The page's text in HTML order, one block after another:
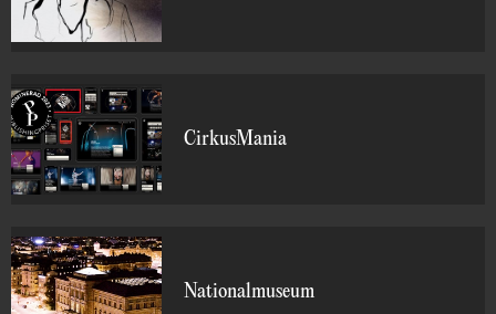
CirkusMania
Nationalmuseum